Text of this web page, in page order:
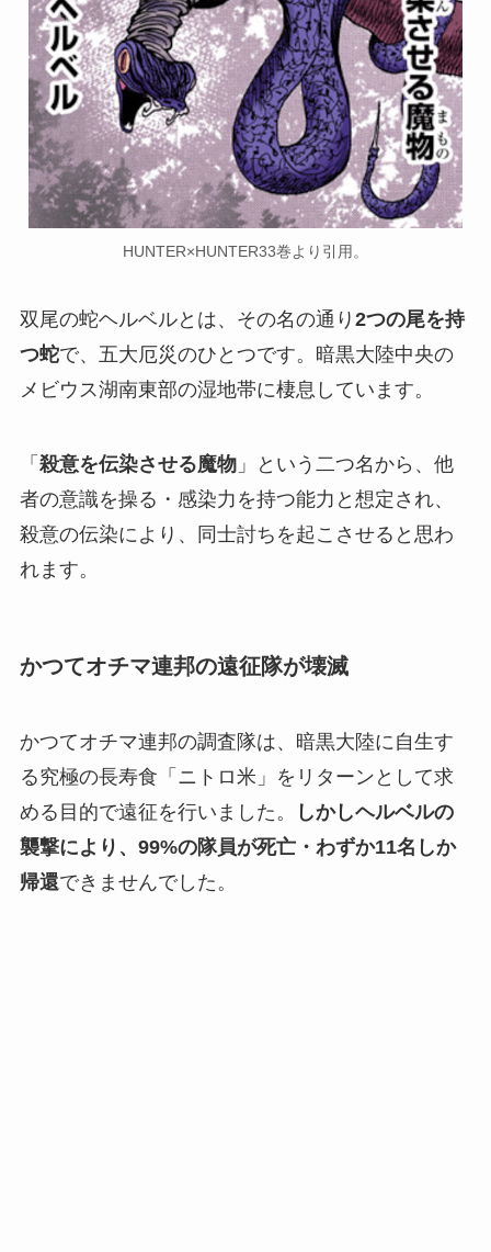
HUNTER×HUNTER33巻より引用。
双尾の蛇ヘルベルとは、その名の通り 2つの尾を持
つ蛇で、五大厄災のひとつです。暗黒大陸中央の
メビウス湖南東部の湿地帯に棲息しています。
「 殺意を伝染させる魔物」という二つ名から、他
者の意識を操る・感染力を持つ能力と想定され、
殺意の伝染により、同士討ちを起こさせると思わ
れます。
かつてオチマ連邦の遠征隊が壊滅
かつてオチマ連邦の調査隊は、暗黒大陸に自生す
る究極の長寿食「ニトロ米」をリターンとして求
める目的で遠征を行いました。
しかしヘルベルの
襲撃により、99%の隊員が死亡・わずか11名しか
帰還できませんでした。